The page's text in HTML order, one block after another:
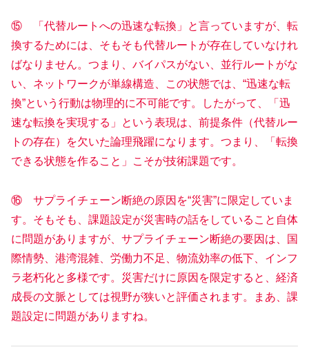
⑮ 「代替ルートへの迅速な転換」と言っていますが、転
換するためには、そもそも代替ルートが存在していなけれ
ばなりません。つまり、バイパスがない、並行ルートがな
い、ネットワークが単線構造、この状態では、“迅速な転
換”という行動は物理的に不可能です。したがって、「迅
速な転換を実現する」という表現は、前提条件（代替ルー
トの存在）を欠いた論理飛躍になります。つまり、「転換
できる状態を作ること」こそが技術課題です。
⑯ サプライチェーン断絶の原因を“災害”に限定していま
す。そもそも、課題設定が災害時の話をしていること自体
に問題がありますが、サプライチェーン断絶の要因は、国
際情勢、港湾混雑、労働力不足、物流効率の低下、インフ
ラ老朽化と多様です。災害だけに原因を限定すると、経済
成長の文脈としては視野が狭いと評価されます。まあ、課
題設定に問題がありますね。